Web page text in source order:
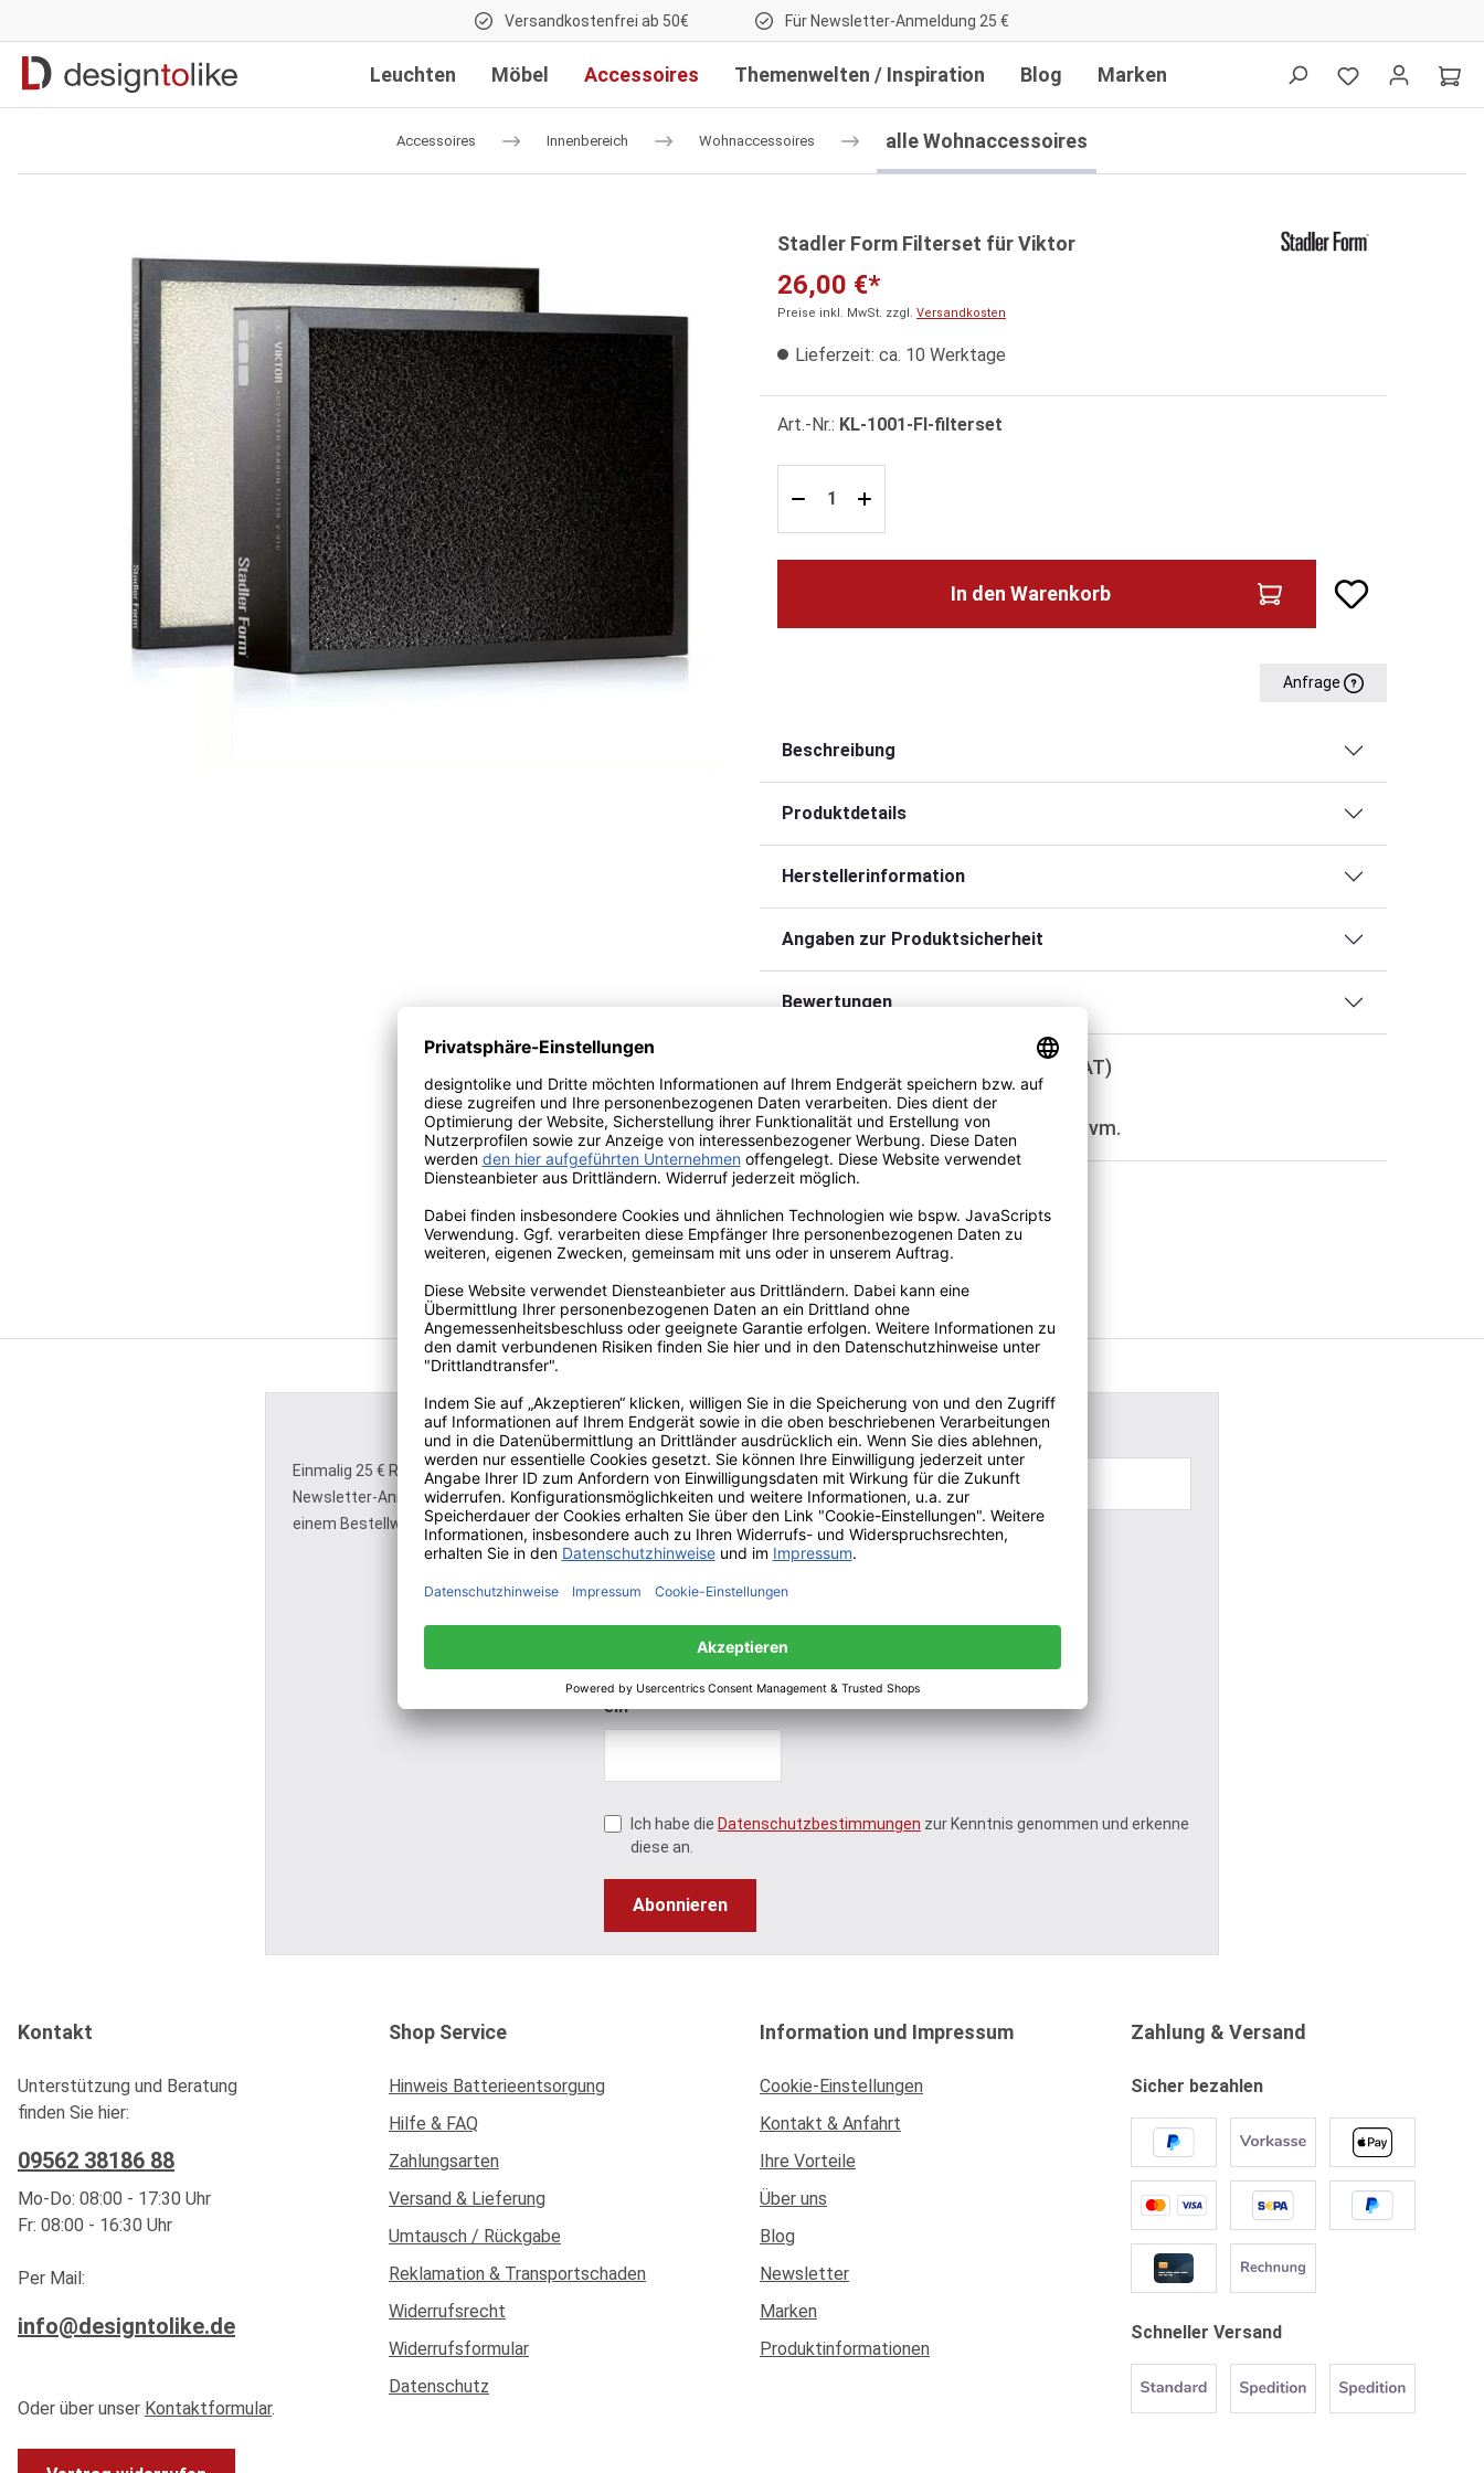
Versandkostenfrei ab 50€ Für Newsletter-Anmeldung 25 €
Leuchten Möbel Accessoires Themenwelten / Inspiration Blog Marken
Accessoires Innenbereich Wohnaccessoires alle Wohnaccessoires
Stadler Form Filterset für Viktor
26,00 €*
Preise inkl. MwSt. zzgl. Versandkosten
Lieferzeit: ca. 10 Werktage
Art.-Nr.: KL-1001-FI-filterset
In den Warenkorb
Anfrage
Beschreibung
Produktdetails
Herstellerinformation
Angaben zur Produktsicherheit
Bewertungen
Versandkostenfrei ab €50 (D/AT)
Paypal, Rechnung, Ratenkauf uvm.
Newsletter
Einmalig 25 € Rabatt für Ihre
Newsletter-Anmeldung - einlösbar ab
einem Bestellwert von 150 €
Um weiterzugehen,
geben Sie die oben
abgebildeten Zeichen
ein*
Ich habe die Datenschutzbestimmungen zur Kenntnis genommen und erkenne
diese an.
Abonnieren
Kontakt
Unterstützung und Beratung
finden Sie hier:
09562 38186 88
Mo-Do: 08:00 - 17:30 Uhr
Fr: 08:00 - 16:30 Uhr
Per Mail:
info@designtolike.de
Oder über unser Kontaktformular.
Shop Service
Hinweis Batterieentsorgung
Hilfe & FAQ
Zahlungsarten
Versand & Lieferung
Umtausch / Rückgabe
Reklamation & Transportschaden
Widerrufsrecht
Widerrufsformular
Datenschutz
Information und Impressum
Cookie-Einstellungen
Kontakt & Anfahrt
Ihre Vorteile
Über uns
Blog
Newsletter
Marken
Produktinformationen
Zahlung & Versand
Sicher bezahlen
Schneller Versand